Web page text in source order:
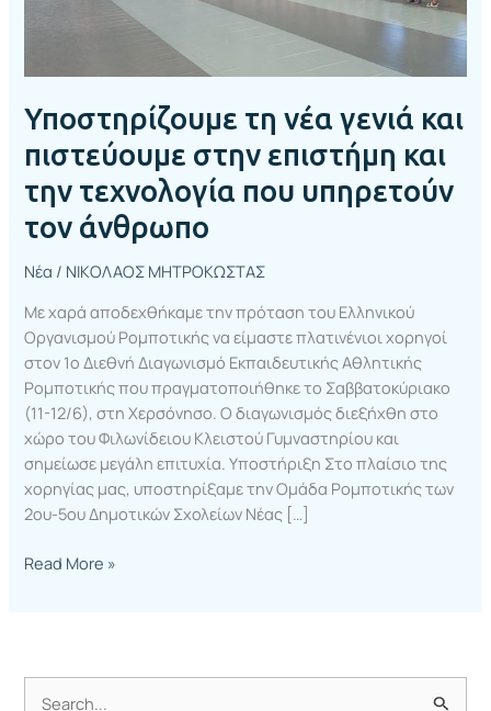
Υποστηρίζουμε τη νέα γενιά και
πιστεύουμε στην επιστήμη και
την τεχνολογία που υπηρετούν
τον άνθρωπο
Νέα / ΝΙΚΟΛΑΟΣ ΜΗΤΡΟΚΩΣΤΑΣ
Με χαρά αποδεχθήκαμε την πρόταση του Ελληνικού
Οργανισμού Ρομποτικής να είμαστε πλατινένιοι χορηγοί
στον 1ο Διεθνή Διαγωνισμό Εκπαιδευτικής Αθλητικής
Ρομποτικής που πραγματοποιήθηκε το Σαββατοκύριακο
(11-12/6), στη Χερσόνησο. Ο διαγωνισμός διεξήχθη στο
χώρο του Φιλωνίδειου Κλειστού Γυμναστηρίου και
σημείωσε μεγάλη επιτυχία. Υποστήριξη Στο πλαίσιο της
χορηγίας μας, υποστηρίξαμε την Ομάδα Ρομποτικής των
2ου-5ου Δημοτικών Σχολείων Νέας […]
που
τον
άνθρωπο
Read More »